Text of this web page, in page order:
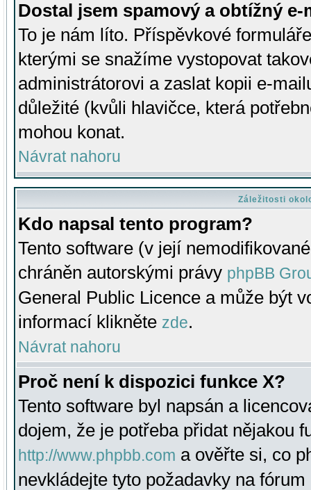
Dostal jsem spamový a obtížný
To je nám líto. Příspěvkové
kterými se snažíme vystopovat
administrátorovi a zaslat kopii e-
důležité (kvůli hlavičce, která
mohou konat.
Návrat nahoru
Záležitosti
Kdo napsal tento program?
Tento software (v její
chráněn autorskými právy phpBB
General Public Licence a může být
informací klikněte zde.
Návrat nahoru
Proč není k dispozici funkce X?
Tento software byl napsán a
dojem, že je potřeba přidat nějakou
http://www.phpbb.com a ověřte si, co
nevkládejte tyto požadavky na